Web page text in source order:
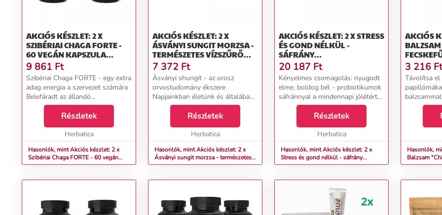
AKCIÓS KÉSZLET: 2 X
SZIBÉRIAI CHAGA FORTE -
60 VEGÁN KAPSZULA
(600MG/KAPSZULA) -
HERBATICA
9 861 Ft
Szibériai Chaga FORTE - egy extra
adag energia a szervezet számára
Belefáradt az állandó
egészségügyi
problémákba&nbsp;amelyek újra
és újra visszatérnek? Megfázás,
emésztési zavarok, ekcéma,
Részletek
Herbatica
Hasonlók, mint Akciós készlet: 2 x
Szibériai Chaga FORTE - 60 vegán
kapszula (600mg/kapszula) -
AKCIÓS KÉSZLET: 2 X
ÁSVÁNYI SUNGIT MORZSA -
TERMÉSZETES VÍZSZŰRŐ
500G - HERBATICA
7 372 Ft
Ásványi shungit - az orosz
orvostudomány ékszere
Napjainkban életünk és általában
az egészségünk minőségét
számos belső vagy külső tényező
veszélyezteti. Ezek nagyrészt az
élelmiszerekben, a környeze...
Részletek
Herbatica
Hasonlók, mint Akciós készlet: 2 x
Ásványi sungit morzsa - természetes
vízszűrő 500g - Herbatica
AKCIÓS KÉSZLET: 2 X STRESS
ÉS GOND NÉLKÜL -
SÁFRÁNY
PROBIOTIKUMOKKAL KÉT
HÓNAPRA - 60 KAPSZULA -
HERBATICA
20 187 Ft
Kényelmes csomagolás: nyugodt
elme, boldog bél - probiotikumok
sáfránnyal a mindennapi jólétért
Stressz, fáradtság, emésztési
zavarok... A test és az elme
állandóan a felelősség
körforgásában van, de...
Részletek
Herbatica
Hasonlók, mint Akciós készlet: 2 x
Stress és gond nélkül - sáfrány
probiotikumokkal két hónapra - 60
AKCIÓS
3 216 Ft
Távolítsa el
bőrhöz Szemölcsöktől,
szenved?
csak
Hasonlók,
Balzsam
hólyagokra,